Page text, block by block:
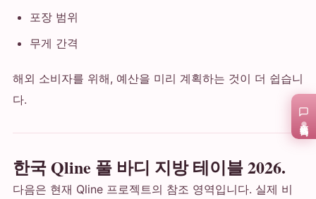
포장 범위
무게 간격
해외 소비자를 위해, 예산을 미리 계획하는 것이 더 쉽습니
다.
한국 Qline 풀 바디 지방 테이블 2026.
다음은 현재 Qline 프로젝트의 참조 영역입니다. 실제 비